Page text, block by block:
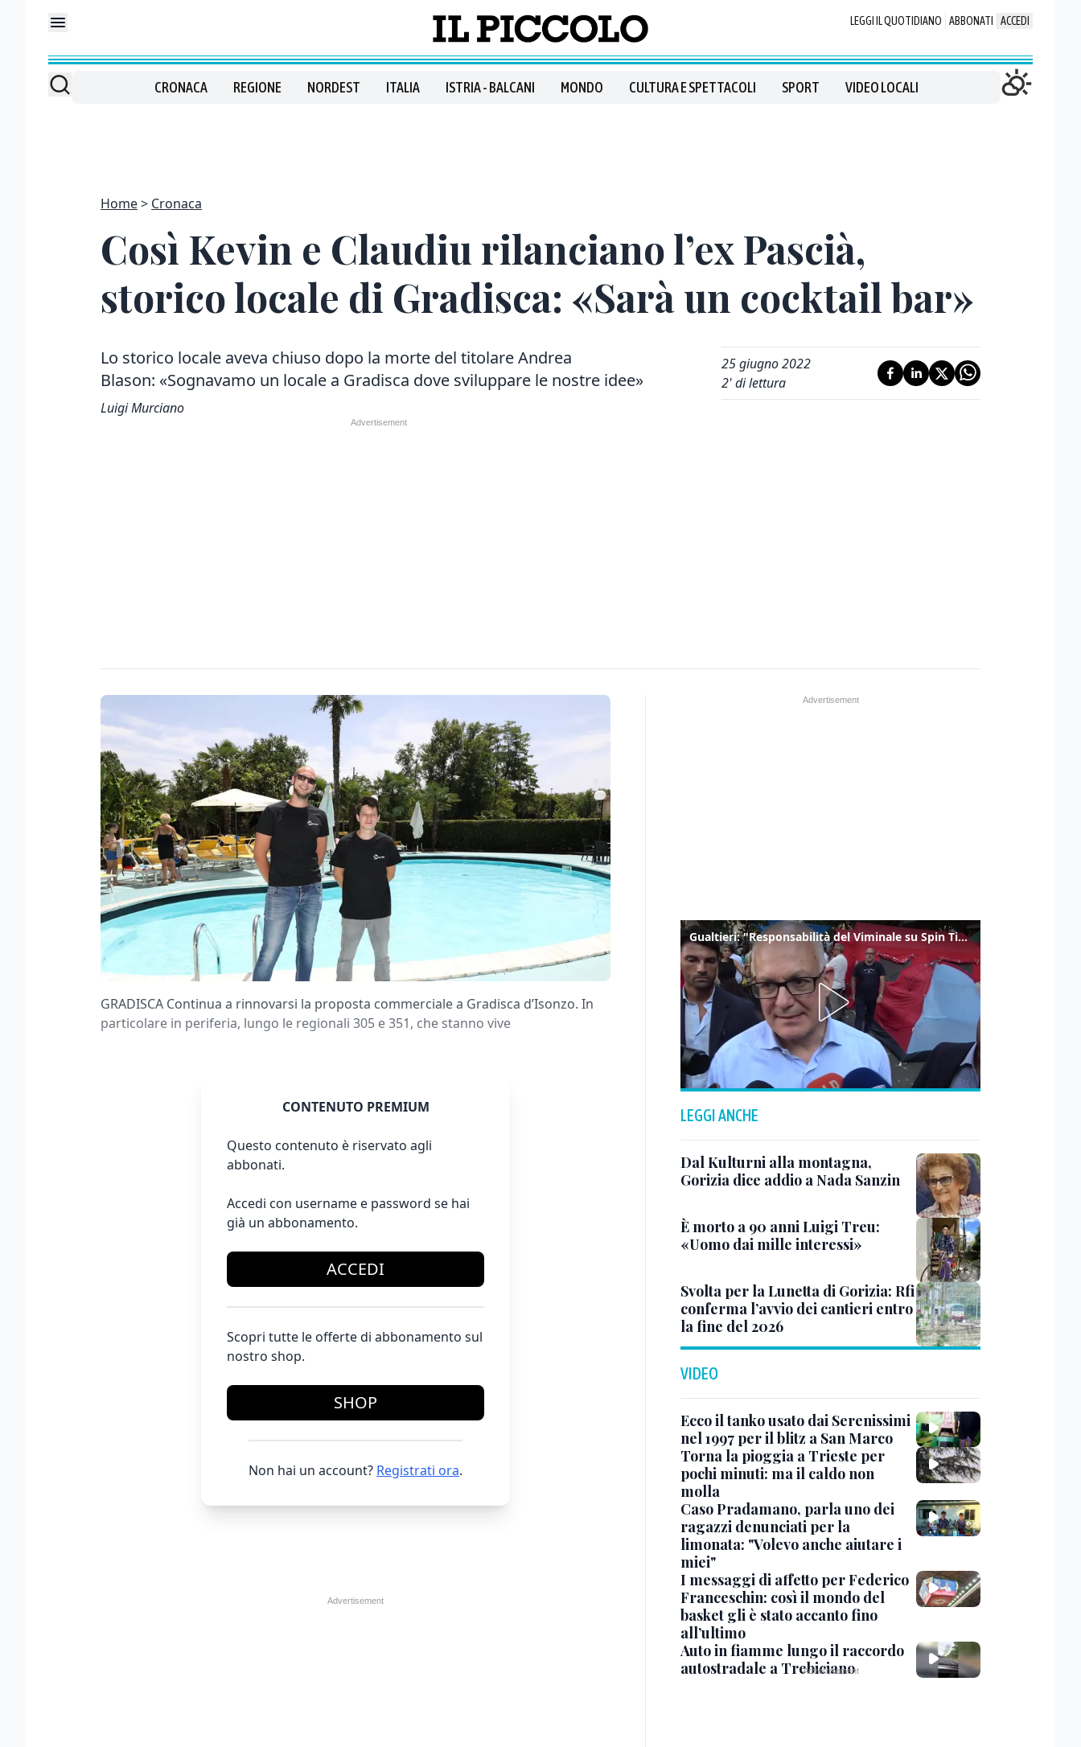
LEGGI IL QUOTIDIANO ABBONATI ACCEDI
CRONACA REGIONE NORDEST ITALIA ISTRIA - BALCANI MONDO CULTURA E SPETTACOLI SPORT VIDEO LOCALI
Home Cronaca
Così Kevin e Claudiu rilanciano l’ex Pascià,
storico locale di Gradisca: «Sarà un cocktail bar»
Lo storico locale aveva chiuso dopo la morte del titolare Andrea
Blason: «Sognavamo un locale a Gradisca dove sviluppare le nostre idee»
Luigi Murciano
25 giugno 2022
2' di lettura
GRADISCA Continua a rinnovarsi la proposta commerciale a Gradisca d’Isonzo. In
particolare in periferia, lungo le regionali 305 e 351, che stanno vive
CONTENUTO PREMIUM
Questo contenuto è riservato agli
abbonati.
Accedi con username e password se hai
già un abbonamento.
ACCEDI
Scopri tutte le offerte di abbonamento sul
nostro shop.
SHOP
Non hai un account? Registrati ora.
Gualtieri: "Responsabilità del Viminale su Spin Time? La posizione dei partiti è nota"
LEGGI ANCHE
Dal Kulturni alla montagna,
Gorizia dice addio a Nada Sanzin
È morto a 90 anni Luigi Treu:
«Uomo dai mille interessi»
Svolta per la Lunetta di Gorizia: Rfi
conferma l’avvio dei cantieri entro
la fine del 2026
VIDEO
Ecco il tanko usato dai Serenissimi
nel 1997 per il blitz a San Marco
Torna la pioggia a Trieste per
pochi minuti: ma il caldo non
molla
Caso Pradamano, parla uno dei
ragazzi denunciati per la
limonata: "Volevo anche aiutare i
miei"
I messaggi di affetto per Federico
Franceschin: così il mondo del
basket gli è stato accanto fino
all’ultimo
Auto in fiamme lungo il raccordo
autostradale a Trebiciano